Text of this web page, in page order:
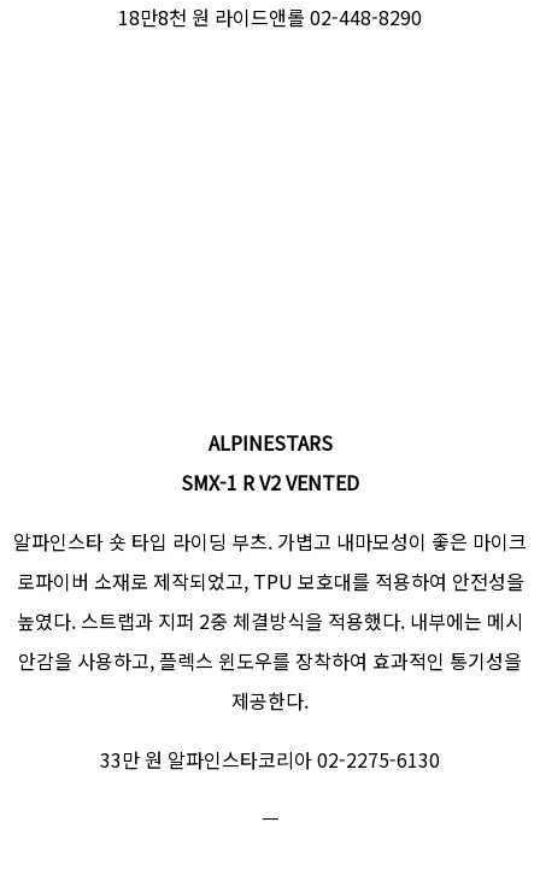
18만8천 원 라이드앤롤 02-448-8290
ALPINESTARS
SMX-1 R V2 VENTED
알파인스타 숏 타입 라이딩 부츠. 가볍고 내마모성이 좋은 마이크
로파이버 소재로 제작되었고, TPU 보호대를 적용하여 안전성을
높였다. 스트랩과 지퍼 2중 체결방식을 적용했다. 내부에는 메시
안감을 사용하고, 플렉스 윈도우를 장착하여 효과적인 통기성을
제공한다.
33만 원 알파인스타코리아 02-2275-6130
ㅡ